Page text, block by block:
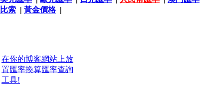
比索 | 黃金價格|
在你的博客網站上放
置匯率換算匯率查詢
工具!